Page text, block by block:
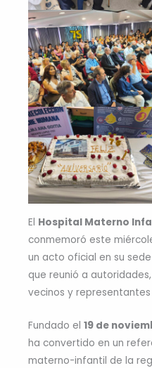
El Hospital Materno
conmemoró este
un acto oficial en su
que reunió a
vecinos y
Fundado el 19 de
ha convertido en un
materno-infantil de la